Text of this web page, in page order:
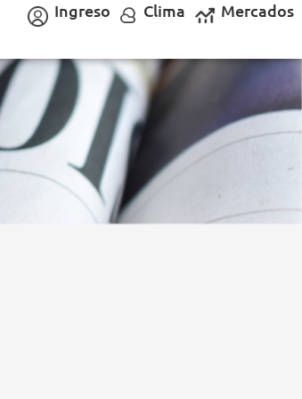
Ingreso Clima Mercados